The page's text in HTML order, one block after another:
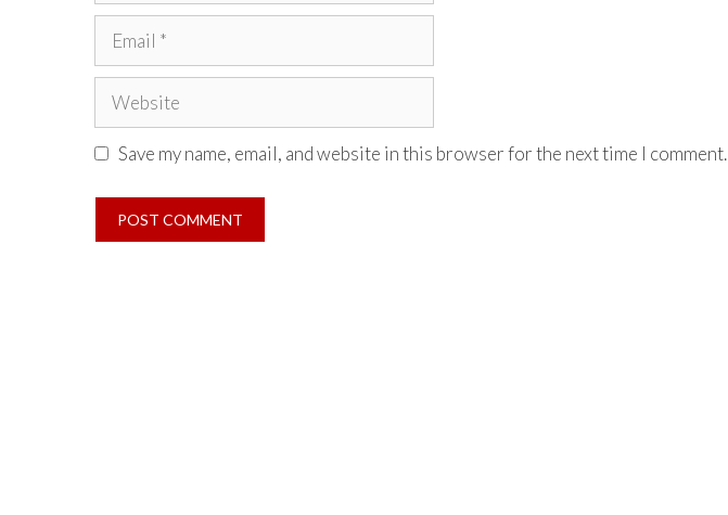
Email
Website
Save my name, email, and website in this browser for the next time I comment.